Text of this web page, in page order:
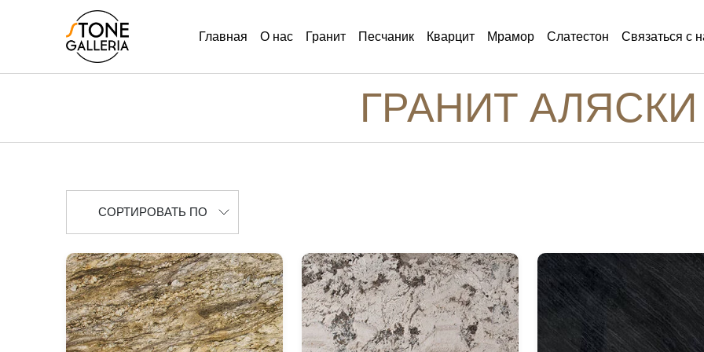
Главная О нас Гранит Песчаник Кварцит Мрамор Слатестон Связаться с
ГРАНИТ АЛЯСКИ
СОРТИРОВАТЬ ПО